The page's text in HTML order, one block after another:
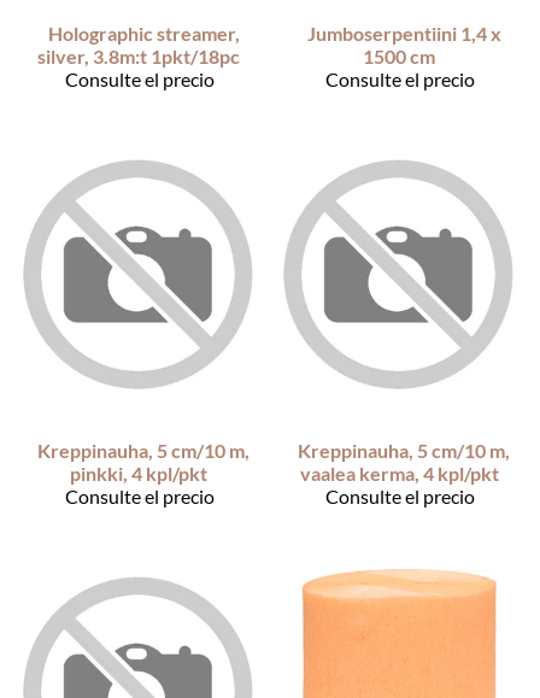
Holographic streamer,
silver, 3.8m:t 1pkt/18pc
Consulte el precio
Jumboserpentiini 1,4 x
1500 cm
Consulte el precio
Kreppinauha, 5 cm/10 m,
pinkki, 4 kpl/pkt
Consulte el precio
Kreppinauha, 5 cm/10 m,
vaalea kerma, 4 kpl/pkt
Consulte el precio